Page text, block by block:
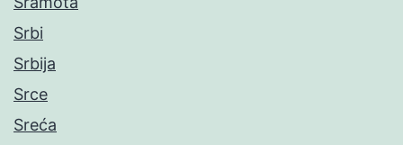
Srbi
Srbija
Srce
Sreća